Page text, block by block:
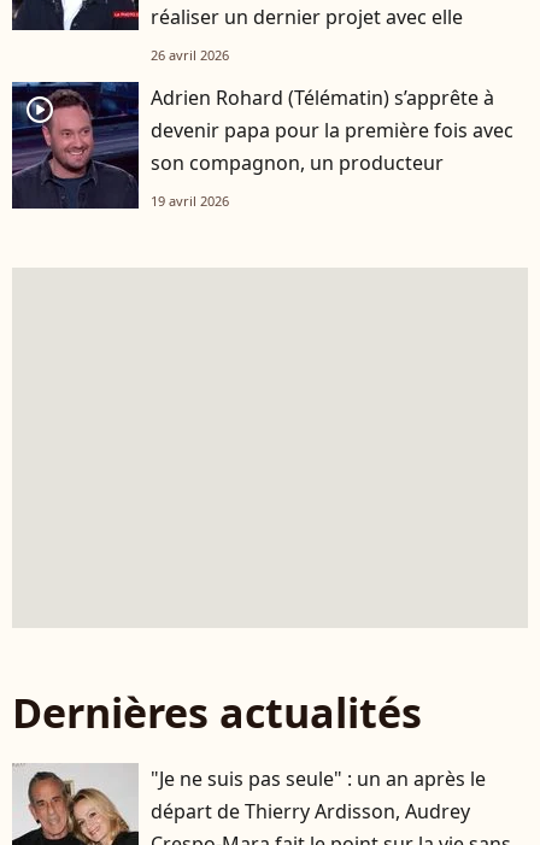
réaliser un dernier projet avec elle
26 avril 2026
player2
Adrien Rohard (Télématin) s’apprête à
devenir papa pour la première fois avec
son compagnon, un producteur
19 avril 2026
Dernières actualités
"Je ne suis pas seule" : un an après le
départ de Thierry Ardisson, Audrey